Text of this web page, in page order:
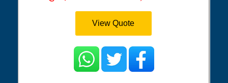
View Quote